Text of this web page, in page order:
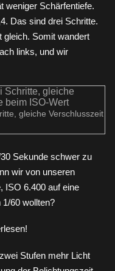
weniger Schärfentiefe.
Das sind drei Schritte.
gleich. Somit wandert
links, und wir
gleiche Verschlusszeit
Sekunde schwer zu
wir von unseren
ISO 6.400 auf eine
60 wollten?
Stufen mehr Licht